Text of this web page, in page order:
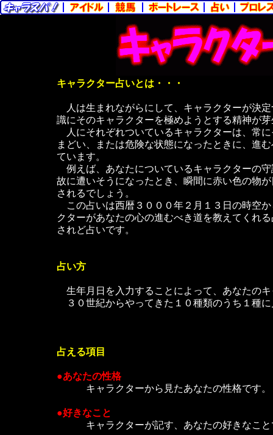
キャラクター占いとは・・・
人は生まれながらにして、キャラクターが決
識にそのキャラクターを極めようとする精神が
人にそれぞれついているキャラクターは、常
まどい、または危険な状態になったときに、進
ています。
例えば、あなたについているキャラクターの
故に遭いそうになったとき、瞬間に赤い色の物
されるでしょう。
この占いは西暦３０００年２月１３日の時空
クターがあなたの心の進むべき道を教えてくれ
されど占いです。
占い方
生年月日を入力することによって、あなたの
３０世紀からやってきた１０種類のうち１種
占える項目
●あなたの性格
キャラクターから見たあなたの性格です。
●好きなこと
キャラクターが記す、あなたの好きなこと